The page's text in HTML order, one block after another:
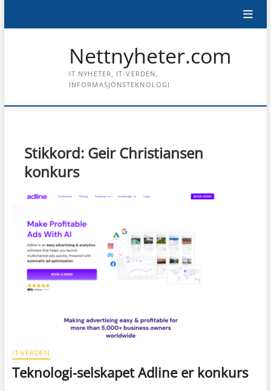
Nettnyheter.com
IT NYHETER, IT-VERDEN,
INFORMASJONSTEKNOLOGI
Stikkord: Geir Christiansen
konkurs
IT-VERDEN
Teknologi-selskapet Adline er konkurs